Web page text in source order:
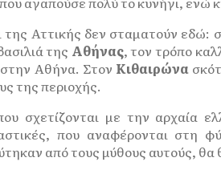
της Αττικής δεν σταματούν εδώ:
της Αθήνας, τον τρόπο
στην Αθήνα. Στον Κιθαιρώνα
της περιοχής.
σχετίζονται με την αρχαία
που αναφέρονται στη
από τους μύθους αυτούς,